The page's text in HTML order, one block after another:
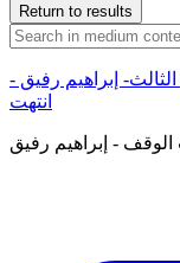
Return to results
إبراهيم رفيق -
انتهت